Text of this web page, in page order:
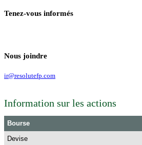
Tenez-vous informés
Nous joindre
ir@resolutefp.com
Information sur les actions
Bourse
Devise